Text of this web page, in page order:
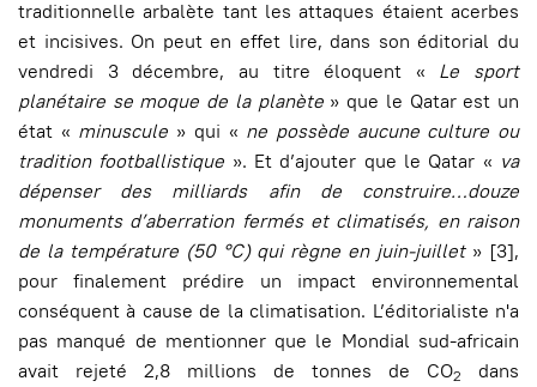
traditionnelle arbalète tant les attaques étaient acerbes
et incisives. On peut en effet lire, dans son éditorial du
vendredi 3 décembre, au titre éloquent « Le sport
planétaire se moque de la planète» que le Qatar est un
état « minuscule » qui « ne possède aucune culture ou
tradition footballistique ». Et d’ajouter que le Qatar « va
dépenser des milliards afin de construire…douze
monuments d’aberration fermés et climatisés, en raison
de la température (50 °C) qui règne en juin-juillet» [3],
pour finalement prédire un impact environnemental
conséquent à cause de la climatisation. L’éditorialiste n'a
pas manqué de mentionner que le Mondial sud-africain
avait rejeté 2,8 millions de tonnes de CO2
dans